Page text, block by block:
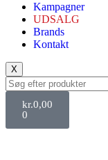
Kampagner
UDSALG
Brands
Kontakt
X
kr.0,00
0